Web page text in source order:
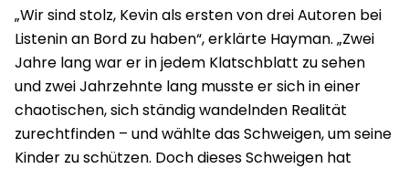
„Wir sind stolz, Kevin als ersten von drei Autoren bei
Listenin an Bord zu haben“, erklärte Hayman. „Zwei
Jahre lang war er in jedem Klatschblatt zu sehen
und zwei Jahrzehnte lang musste er sich in einer
chaotischen, sich ständig wandelnden Realität
zurechtfinden – und wählte das Schweigen, um seine
Kinder zu schützen. Doch dieses Schweigen hat